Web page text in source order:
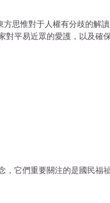
思惟對于人權有分歧的解
對平易近眾的愛護，以及確
，它們重要關注的是國民福